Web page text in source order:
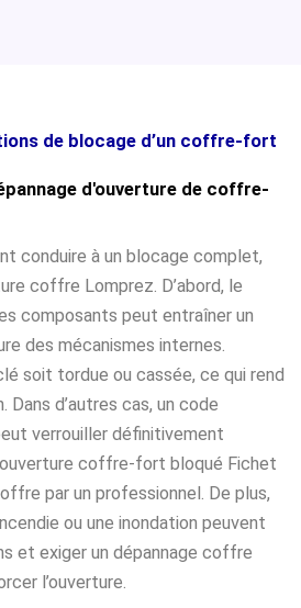
de blocage d’un coffre-fort
d'ouverture de coffre-
conduire à un blocage complet,
coffre Lomprez. D’abord, le
composants peut entraîner un
des mécanismes internes.
soit tordue ou cassée, ce qui rend
Dans d’autres cas, un code
verrouiller définitivement
ouverture coffre-fort bloqué Fichet
par un professionnel. De plus,
ou une inondation peuvent
et exiger un dépannage coffre
l’ouverture.